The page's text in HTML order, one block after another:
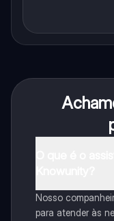
Nosso
para atender às